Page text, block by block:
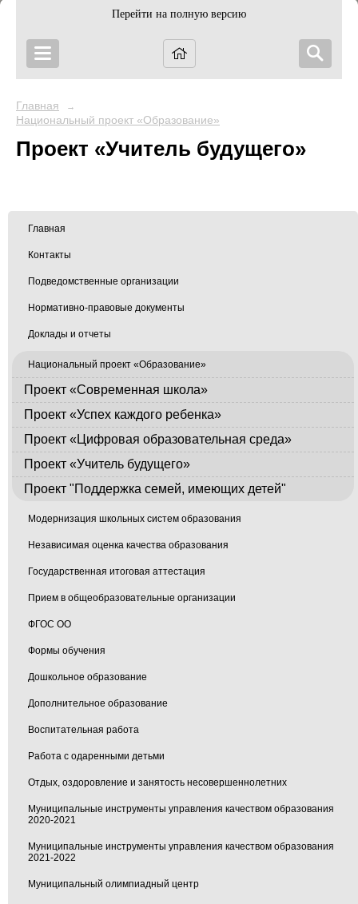
Перейти на полную версию
Главная →
Национальный проект «Образование»
Проект «Учитель будущего»
Главная
Контакты
Подведомственные организации
Нормативно-правовые документы
Доклады и отчеты
Национальный проект «Образование»
Проект «Современная школа»
Проект «Успех каждого ребенка»
Проект «Цифровая образовательная среда»
Проект «Учитель будущего»
Проект "Поддержка семей, имеющих детей"
Модернизация школьных систем образования
Независимая оценка качества образования
Государственная итоговая аттестация
Прием в общеобразовательные организации
ФГОС ОО
Формы обучения
Дошкольное образование
Дополнительное образование
Воспитательная работа
Работа с одаренными детьми
Отдых, оздоровление и занятость несовершеннолетних
Муниципальные инструменты управления качеством образования
2020-2021
Муниципальные инструменты управления качеством образования
2021-2022
Муниципальный олимпиадный центр